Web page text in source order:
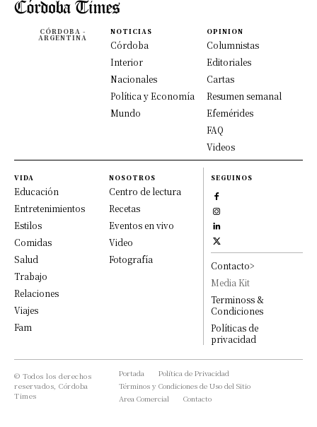
CÓRDOBA -
ARGENTINA
NOTICIAS
Córdoba
Interior
Nacionales
Política y Economía
Mundo
OPINION
Columnistas
Editoriales
Cartas
Resumen semanal
Efemérides
FAQ
Videos
VIDA
Educación
Entretenimientos
Estilos
Comidas
Salud
Trabajo
Relaciones
Viajes
Fam
NOSOTROS
Centro de lectura
Recetas
Eventos en vivo
Video
Fotografía
SEGUINOS
Contacto>
Media Kit
Terminoss &
Condiciones
Políticas de
privacidad
© Todos los derechos
reservados, Córdoba
Times
Portada
Política de Privacidad
Términos y Condiciones de Uso del Sitio
Area Comercial
Contacto